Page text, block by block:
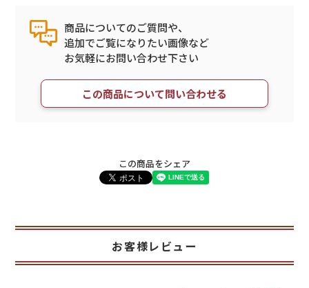
商品についてのご質問や、
追加でご覧になりたい画像など
お気軽にお問い合わせ下さい
この商品について問い合わせる
この商品をシェア
お客様レビュー